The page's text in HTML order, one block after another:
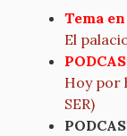
Tema
El
Hoy por
SER)